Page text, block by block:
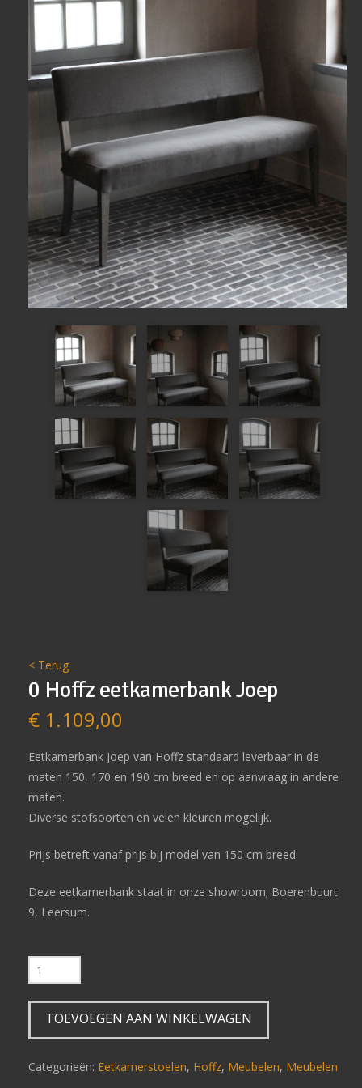
< Terug
0 Hoffz eetkamerbank Joep
€1.109,00
Eetkamerbank Joep van Hoffz standaard leverbaar in de
maten 150, 170 en 190 cm breed en op aanvraag in andere
maten.
Diverse stofsoorten en velen kleuren mogelijk.
Prijs betreft vanaf prijs bij model van 150 cm breed.
Deze eetkamerbank staat in onze showroom; Boerenbuurt
9, Leersum.
Hoffz
eetkamerbank
JoepTOEVOEGEN AAN WINKELWAGEN
Categorieën: Eetkamerstoelen, Hoffz, Meubelen, Meubelen